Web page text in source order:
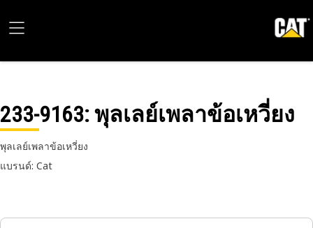
233-9163: พุลเลย์เพลาข้อเหวี่ยง
พุลเลย์เพลาข้อเหวี่ยง
แบรนด์: Cat